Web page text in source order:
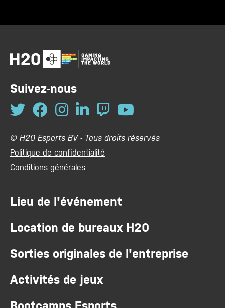
Suivez-nous
© H20 Esports BV - Tous droits réservés
Politique de confidentialité
Conditions générales
Lieu de l'événement
Location de bureaux H20
Sorties originales de l'entreprise
Activités de jeux